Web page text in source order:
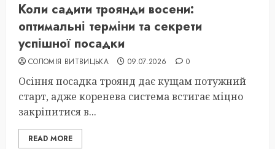
Коли садити троянди восени:
оптимальні терміни та секрети
успішної посадки
СОЛОМІЯ ВИТВИЦЬКА 09.07.2026 0
Осіння посадка троянд дає кущам потужний
старт, адже коренева система встигає міцно
закріпитися в...
READ MORE